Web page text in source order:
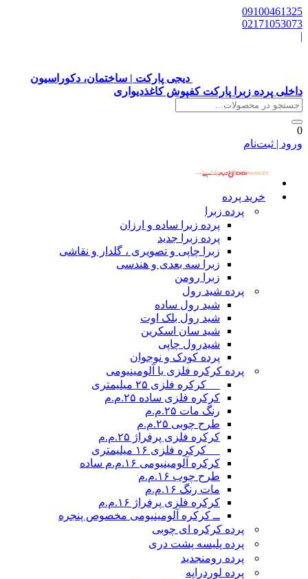
09100461325
02171053073
|
دیجی پارکت | ساختمان، دکوراسیون
داخلی پرده زبرا پارکت کفپوش کاغذدیواری
0
ورود | ثبت‌نام
خرید پرده
پرده زبرا
پرده زبرا ساده و ارزان
پرده زبرا جدید
زبرا چاپی و تصویری ، گلدار و نقاشی
زبرا سه بعدی و هندسی
زبرا رومن
پرده شید رول
شید رول ساده
شید رول بلک اوت
شید سان اسکرین
شیدرول چاپی
پرده کودک و نوجوان
پرده کرکره فلزی یا آلومینیومی
__ کرکره فلزی ۲۵ میلیمتری
کرکره فلزی ساده ۲۵.م.م
رنگ مات ۲۵.م.م
طرح چوبی ۲۵.م.م
کرکره فلزی پرفراژ ۲۵.م.م
__ کرکره فلزی ۱۶ میلیمتری
کرکره آلومینیومی ۱۶.م.م ساده
طرح چوب ۱۶.م.م
مات رنگ ۱۶.م.م
کرکره فلزی پرفراژ ۱۶.م.م
ــ کرکره آلومینیومی مخصوص پنجره
پرده کرکره ای چوبی
پرده پلیسه پشت دری
پرده رومنجدید
پرده لوردراپه